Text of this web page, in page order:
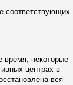
соответствующих
время; некоторые
центрах в
вся